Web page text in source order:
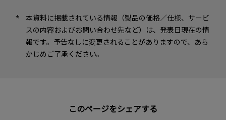
本資料に掲載されている情報（製品の価格／仕様、サービ
スの内容およびお問い合わせ先など）は、発表日現在の情
報です。予告なしに変更されることがありますので、あら
かじめご了承ください。
このページをシェアする